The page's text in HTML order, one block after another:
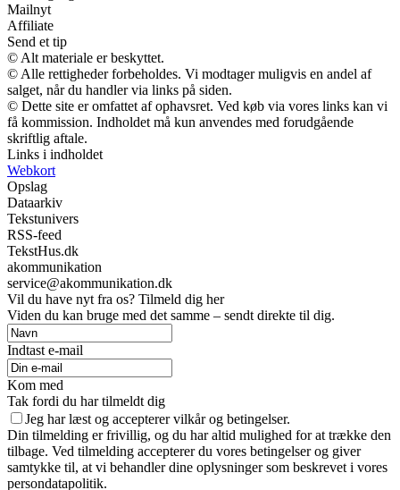
Mailnyt
Affiliate
Send et tip
© Alt materiale er beskyttet.
© Alle rettigheder forbeholdes. Vi modtager muligvis en andel af
salget, når du handler via links på siden.
© Dette site er omfattet af ophavsret. Ved køb via vores links kan vi
få kommission. Indholdet må kun anvendes med forudgående
skriftlig aftale.
Links i indholdet
Webkort
Opslag
Dataarkiv
Tekstunivers
RSS-feed
TekstHus.dk
akommunikation
service@akommunikation.dk
Vil du have nyt fra os? Tilmeld dig her
Viden du kan bruge med det samme – sendt direkte til dig.
Indtast e-mail
Kom med
Tak fordi du har tilmeldt dig
Jeg har læst og accepterer vilkår og betingelser.
Din tilmelding er frivillig, og du har altid mulighed for at trække den
tilbage. Ved tilmelding accepterer du vores betingelser og giver
samtykke til, at vi behandler dine oplysninger som beskrevet i vores
persondatapolitik.